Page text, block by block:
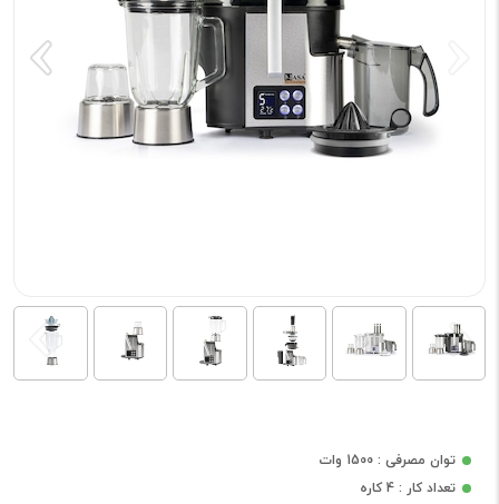
توان مصرفی : 1500 وات
تعداد کار : 4 کاره